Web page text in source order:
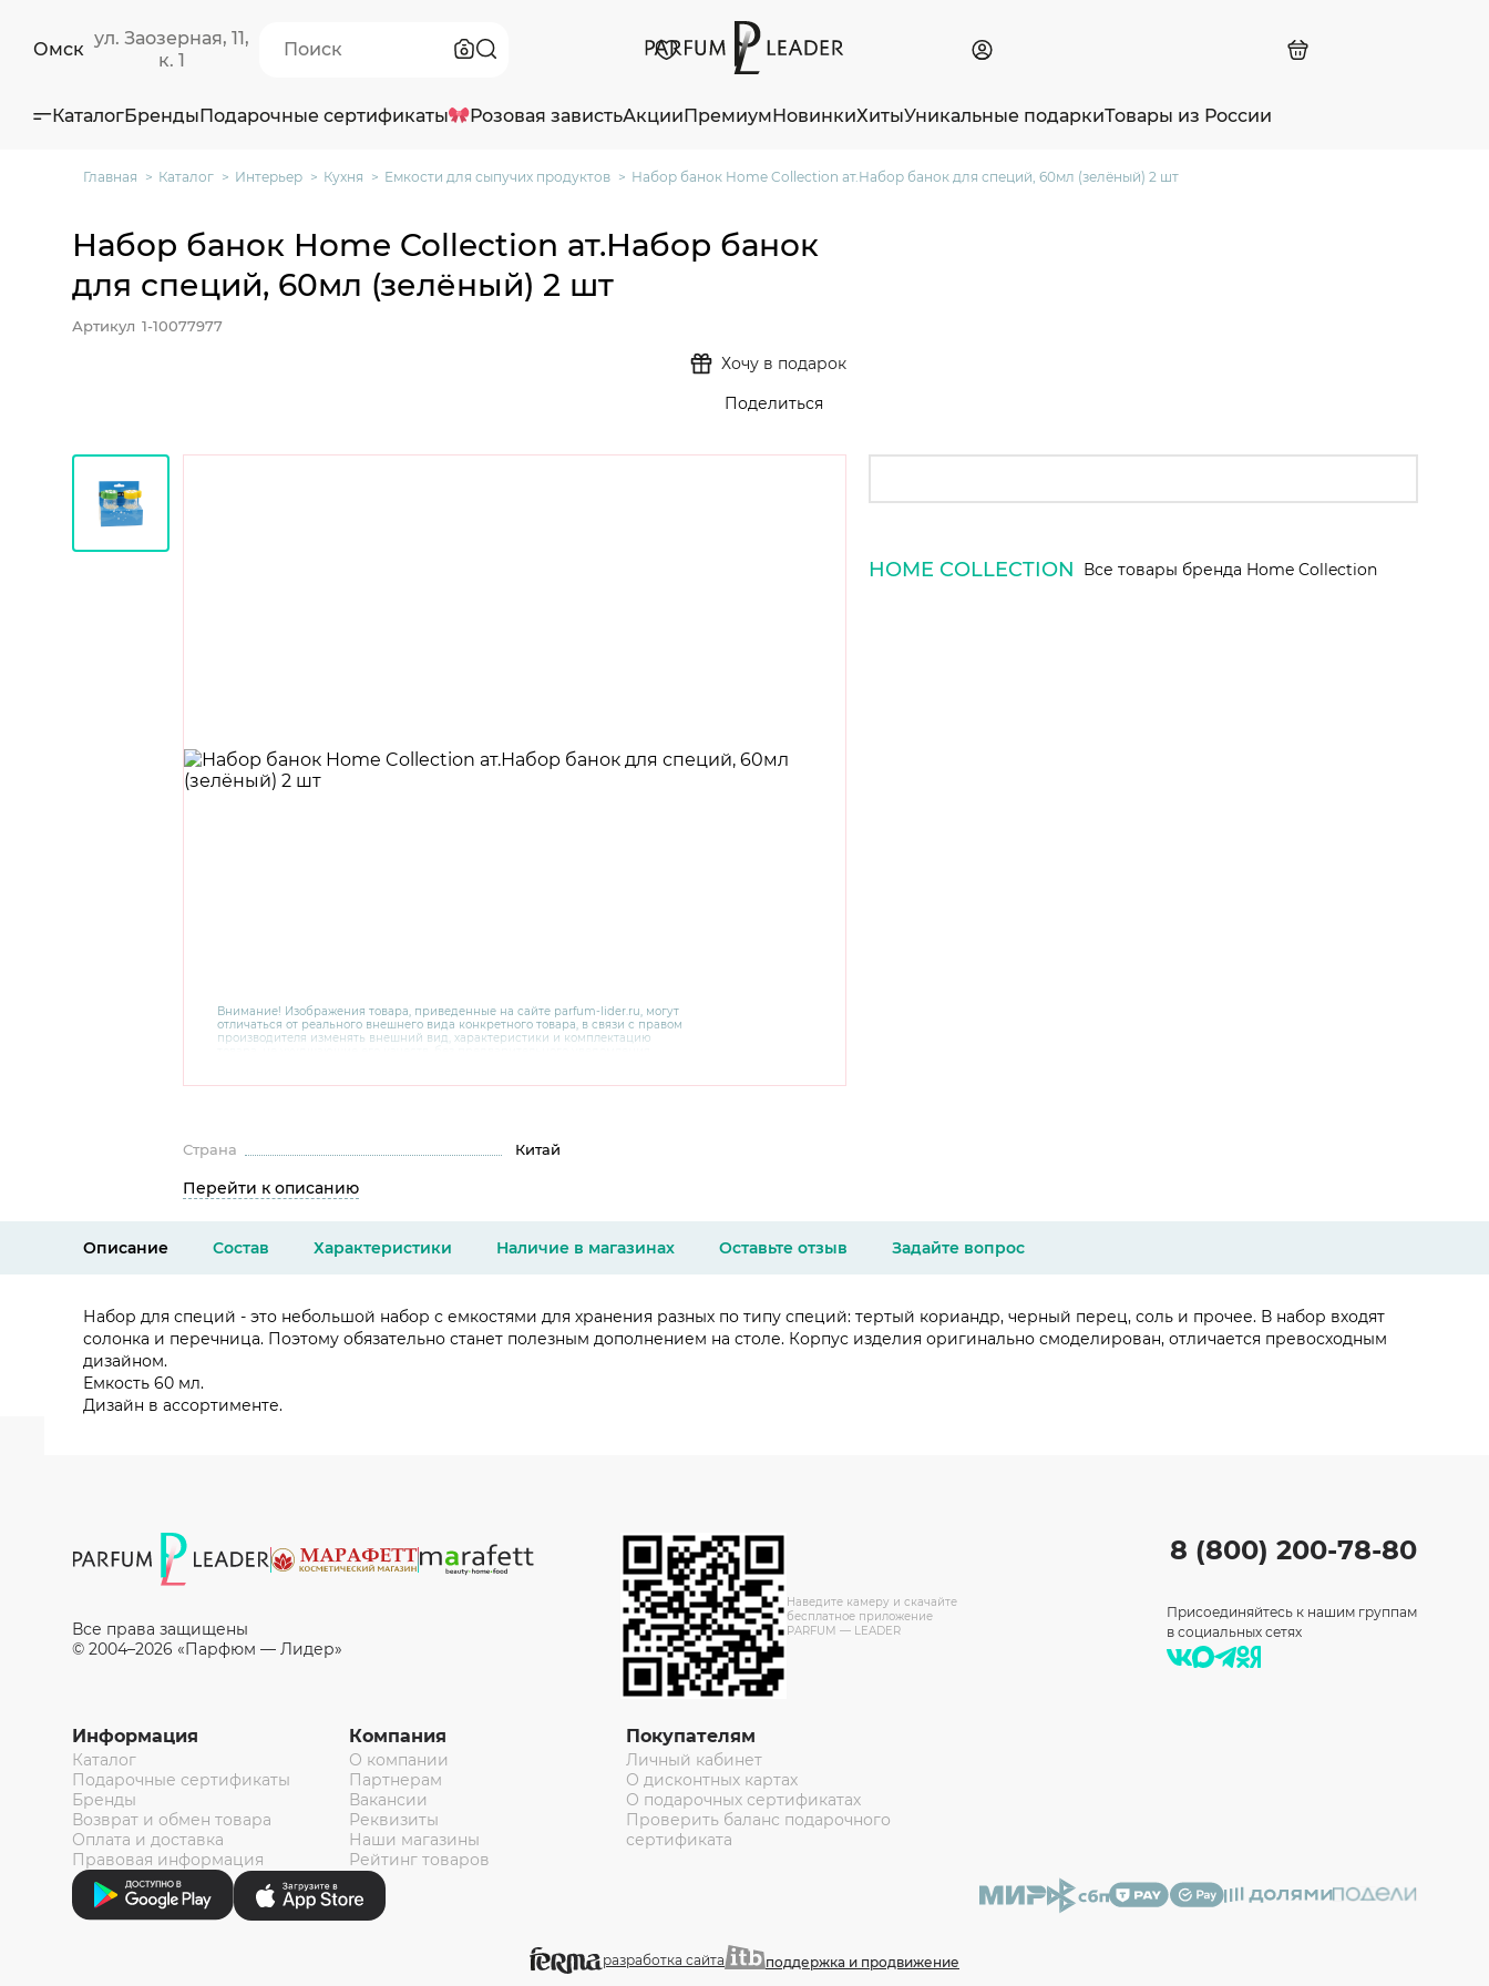
Омск
ул. Заозерная, 11,
к. 1
КаталогБрендыПодарочные сертификаты Розовая завистьАкцииПремиумНовинкиХитыУникальные подаркиТовары из России
Главная Каталог Интерьер Кухня Емкости для сыпучих продуктов Набор банок Home Collection ат.Набор банок для специй, 60мл (зелёный) 2 шт
Внимание! Изображения товара, приведенные на сайте parfum-lider.ru, могут
отличаться от реального внешнего вида конкретного товара, в связи с правом
производителя изменять внешний вид, характеристики и комплектацию
консультантов по номеру 8 800 200 78 80.
Набор банок Home Collection ат.Набор банок
для специй, 60мл (зелёный) 2 шт
Артикул 1-10077977
Хочу в подарок
Поделиться
Страна Китай
Перейти к описанию
HOME COLLECTION Все товары бренда Home Collection
Описание Состав Характеристики Наличие в магазинах Оставьте отзыв Задайте вопрос
Набор для специй - это небольшой набор с емкостями для хранения разных по типу специй: тертый кориандр, черный перец, соль и прочее. В набор входят
солонка и перечница. Поэтому обязательно станет полезным дополнением на столе. Корпус изделия оригинально смоделирован, отличается превосходным
дизайном.
Емкость 60 мл.
Дизайн в ассортименте.
Все права защищены
© 2004–2026 «Парфюм — Лидер»
Наведите камеру и скачайте
бесплатное приложение
PARFUM — LEADER
Информация
Каталог
Подарочные сертификаты
Бренды
Возврат и обмен товара
Оплата и доставка
Правовая информация
Компания
О компании
Партнерам
Вакансии
Реквизиты
Наши магазины
Рейтинг товаров
Покупателям
Личный кабинет
О дисконтных картах
О подарочных сертификатах
Проверить баланс подарочного
сертификата
8 (800) 200-78-80
Присоединяйтесь к нашим группам
в социальных сетях
разработка сайта поддержка и продвижение